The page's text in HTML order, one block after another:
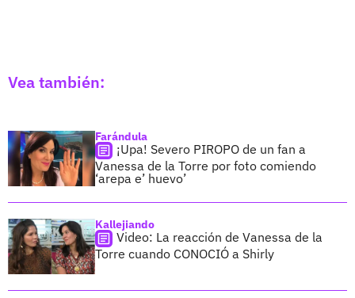
Vea también:
Farándula
¡Upa! Severo PIROPO de un fan a
Vanessa de la Torre por foto comiendo
‘arepa e’ huevo’
Kallejiando
Video: La reacción de Vanessa de la
Torre cuando CONOCIÓ a Shirly